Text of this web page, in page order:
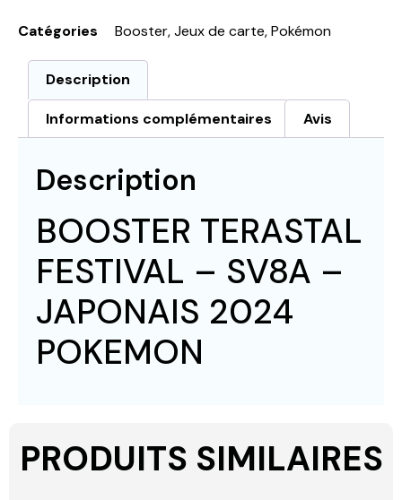
Catégories Booster,Jeux de carte,Pokémon
Description
Informations complémentaires Avis
Description
BOOSTER TERASTAL
FESTIVAL – SV8A –
JAPONAIS 2024
POKEMON
PRODUITS SIMILAIRES